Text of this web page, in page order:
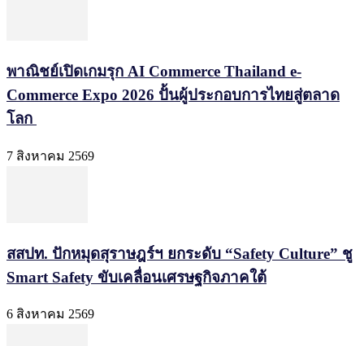
พาณิชย์เปิดเกมรุก AI Commerce Thailand e-
Commerce Expo 2026 ปั้นผู้ประกอบการไทยสู่ตลาด
โลก
7 สิงหาคม 2569
สสปท. ปักหมุดสุราษฎร์ฯ ยกระดับ “Safety Culture” ชู
Smart Safety ขับเคลื่อนเศรษฐกิจภาคใต้
6 สิงหาคม 2569